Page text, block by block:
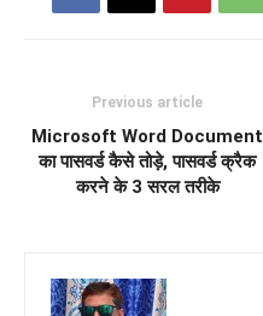
Previous article
Microsoft Word Document
का पासवर्ड कैसे तोड़े, पासवर्ड क्रैक
करने के 3 सरल तरीके